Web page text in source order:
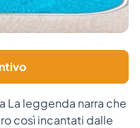
La leggenda narra che
così incantati dalle